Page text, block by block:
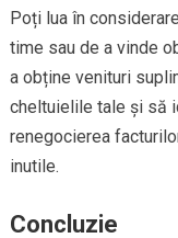
Poți lua în
time sau de a vinde
a obține venituri
cheltuielile tale și să
renegocierea
inutile.
Concluzie